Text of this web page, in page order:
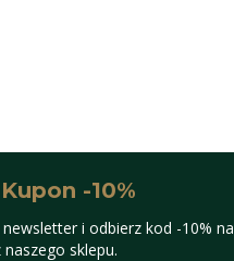
-10%
i odbierz kod -10% na
sklepu.